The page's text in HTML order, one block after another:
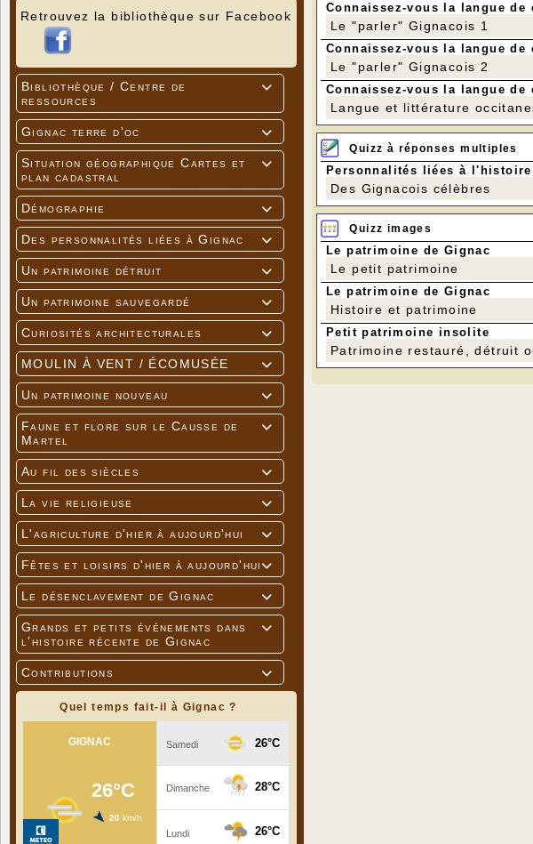
Retrouvez la bibliothèque sur Facebook

Bibliothèque / Centre de
ressources

Gignac terre d'oc

Situation géographique Cartes et
plan cadastral

Démographie

Des personnalités liées à Gignac

Un patrimoine détruit

Un patrimoine sauvegardé

Curiosités architecturales

MOULIN À VENT / ÉCOMUSÉE

Un patrimoine nouveau

Faune et flore sur le Causse de
Martel

Au fil des siècles

La vie religieuse

L'agriculture d'hier à aujourd'hui

Fêtes et loisirs d'hier à aujourd'hui

Le désenclavement de Gignac

Grands et petits événements dans
l'histoire récente de Gignac

Contributions
Quel temps fait-il à Gignac ?
Connaissez-vous la langue de
Le "parler" Gignacois 1
Connaissez-vous la langue de
Le "parler" Gignacois 2
Connaissez-vous la langue de
Langue et littérature
Quizz à réponses multiples
Personnalités liées à l'histoire
Des Gignacois célèbres
Quizz images
Le patrimoine de Gignac
Le petit patrimoine
Le patrimoine de Gignac
Histoire et patrimoine
Petit patrimoine insolite
Patrimoine restauré, détruit